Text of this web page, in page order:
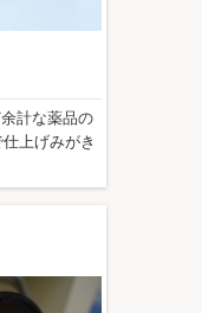
計な薬品の
上げみがき